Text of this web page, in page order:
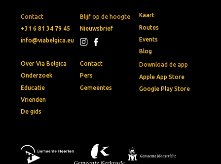
Contact
+31 6 81 34 79 45
info@viabelgica.eu
Blijf op de hoogte
Nieuwsbrief
Download de app
Apple App Store
Google Play Store
Kaart
Routes
Events
Blog
Over Via Belgica
Onderzoek
Educatie
Vrienden
De gids
Contact
Pers
Gemeentes